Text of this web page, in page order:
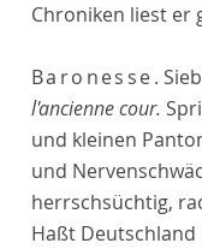
Chroniken liest er
Baronesse.
l'ancienne cour.
und kleinen
und
herrschsüchtig,
Haßt